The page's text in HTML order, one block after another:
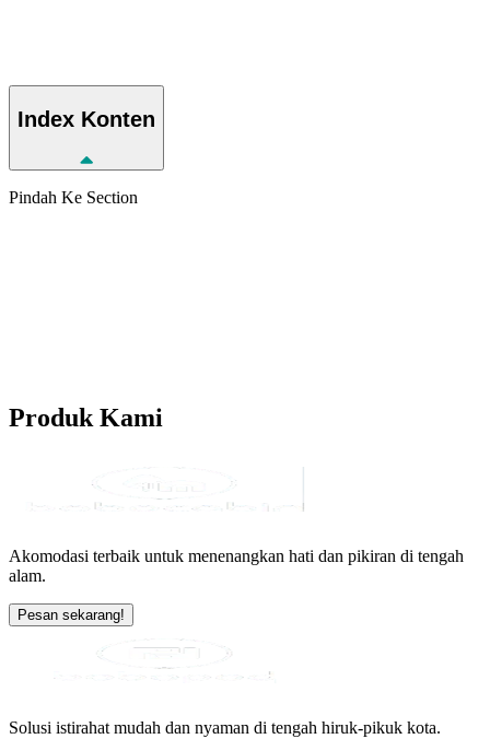
Index Konten
Pindah Ke Section
ProdukKami
Akomodasi terbaik untuk menenangkan hati dan pikiran di tengah
alam.
Pesan sekarang!
Solusi istirahat mudah dan nyaman di tengah hiruk-pikuk kota.